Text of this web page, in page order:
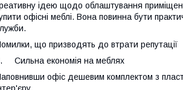
ідею щодо облаштування
офісні меблі. Вона повинна бути
що призводять до втрати репутації
Сильна економія на меблях
офіс дешевим комплектом з